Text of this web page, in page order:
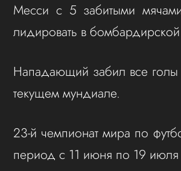
Месси с 5 забитыми
лидировать в бомбардирской
Нападающий забил все голы
текущем мундиале.
23-й чемпионат мира по
период с 11 июня по 19